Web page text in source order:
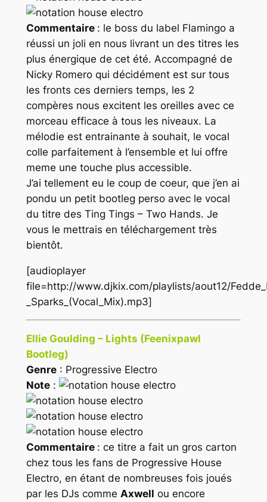
Commentaire : le boss du label Flamingo a
réussi un joli en nous livrant un des titres les
plus énergique de cet été. Accompagné de
Nicky Romero qui décidément est sur tous
les fronts ces derniers temps, les 2
compères nous excitent les oreilles avec ce
morceau efficace à tous les niveaux. La
mélodie est entrainante à souhait, le vocal
colle parfaitement à l’ensemble et lui offre
meme une touche plus accessible.
J’ai tellement eu le coup de coeur, que j’en ai
pondu un petit bootleg perso avec le vocal
du titre des Ting Tings – Two Hands. Je
vous le mettrais en téléchargement très
bientôt.
[audioplayer
file=http://www.djkix.com/playlists/aout12/
_Sparks_(Vocal_Mix).mp3]
Ellie Goulding – Lights (Feenixpawl
Bootleg)
Genre: Progressive Electro
Note:
Commentaire : ce titre a fait un gros carton
chez tous les fans de Progressive House
Electro, en étant de nombreuses fois joués
par les DJs comme Axwell ou encore